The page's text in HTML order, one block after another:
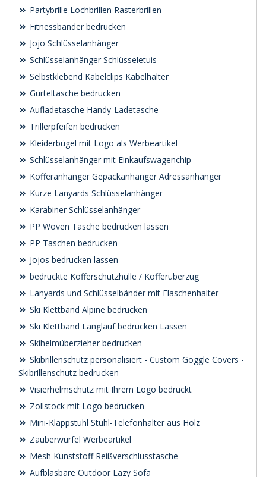
Partybrille Lochbrillen Rasterbrillen
Fitnessbänder bedrucken
Jojo Schlüsselanhänger
Schlüsselanhänger Schlüsseletuis
Selbstklebend Kabelclips Kabelhalter
Gürteltasche bedrucken
Aufladetasche Handy-Ladetasche
Trillerpfeifen bedrucken
Kleiderbügel mit Logo als Werbeartikel
Schlüsselanhänger mit Einkaufswagenchip
Kofferanhänger Gepäckanhänger Adressanhänger
Kurze Lanyards Schlüsselanhänger
Karabiner Schlüsselanhänger
PP Woven Tasche bedrucken lassen
PP Taschen bedrucken
Jojos bedrucken lassen
bedruckte Kofferschutzhülle / Kofferüberzug
Lanyards und Schlüsselbänder mit Flaschenhalter
Ski Klettband Alpine bedrucken
Ski Klettband Langlauf bedrucken Lassen
Skihelmüberzieher bedrucken
Skibrillenschutz personalisiert - Custom Goggle Covers -
Skibrillenschutz bedrucken
Visierhelmschutz mit Ihrem Logo bedruckt
Zollstock mit Logo bedrucken
Mini-Klappstuhl Stuhl-Telefonhalter aus Holz
Zauberwürfel Werbeartikel
Mesh Kunststoff Reißverschlusstasche
Aufblasbare Outdoor Lazy Sofa